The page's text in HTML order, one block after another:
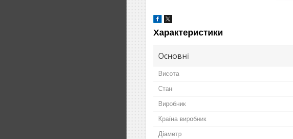
Характеристики
Основні
Висота
Стан
Виробник
Країна виробник
Діаметр